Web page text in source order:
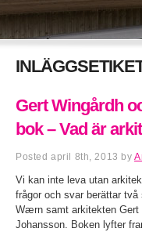
Gert Wingårdh
bok – Vad är
Postedapril 8th, 2013 by
Vi kan inte leva utan
frågor och svar berättar
Wærn samt arkitekten Gert
Johansson. Boken lyfter